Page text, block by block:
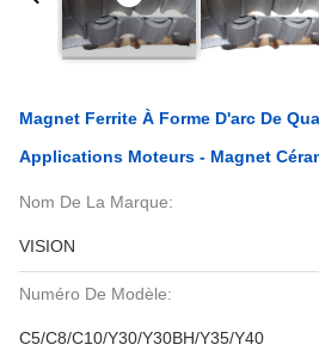
Magnet Ferrite À Forme D'arc De
Applications Moteurs - Magnet
Nom De La Marque:
VISION
Numéro De Modèle:
C5/C8/C10/Y30/Y30BH/Y35/Y40